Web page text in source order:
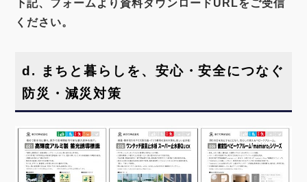
下記、フォームより資料ダウンロードURLをご受信
ください。
d. まちと暮らしを、安心・安全につなぐ
防災・減災対策